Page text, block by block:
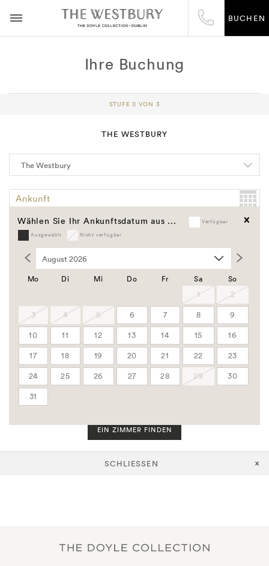
BUCHEN
Ihre Buchung
STUFE 0 VON 3
THE WESTBURY
Ankunft
Abreise
Wählen Sie Ihr Ankunftsdatum aus ...
Verfügbar
Ausgewählt
Nicht verfügbar
Mo Di Mi Do Fr Sa
So
1
2
3
4 5 6 7 8
9
10
11 12 13 14 15
16
17
18 19 20 21 22
23
24
25 26 27 28 29
30
31
Löschen
Gutschein Code
Zimmer
Erwachsene
Kinder
EIN ZIMMER FINDEN
SCHLIESSEN